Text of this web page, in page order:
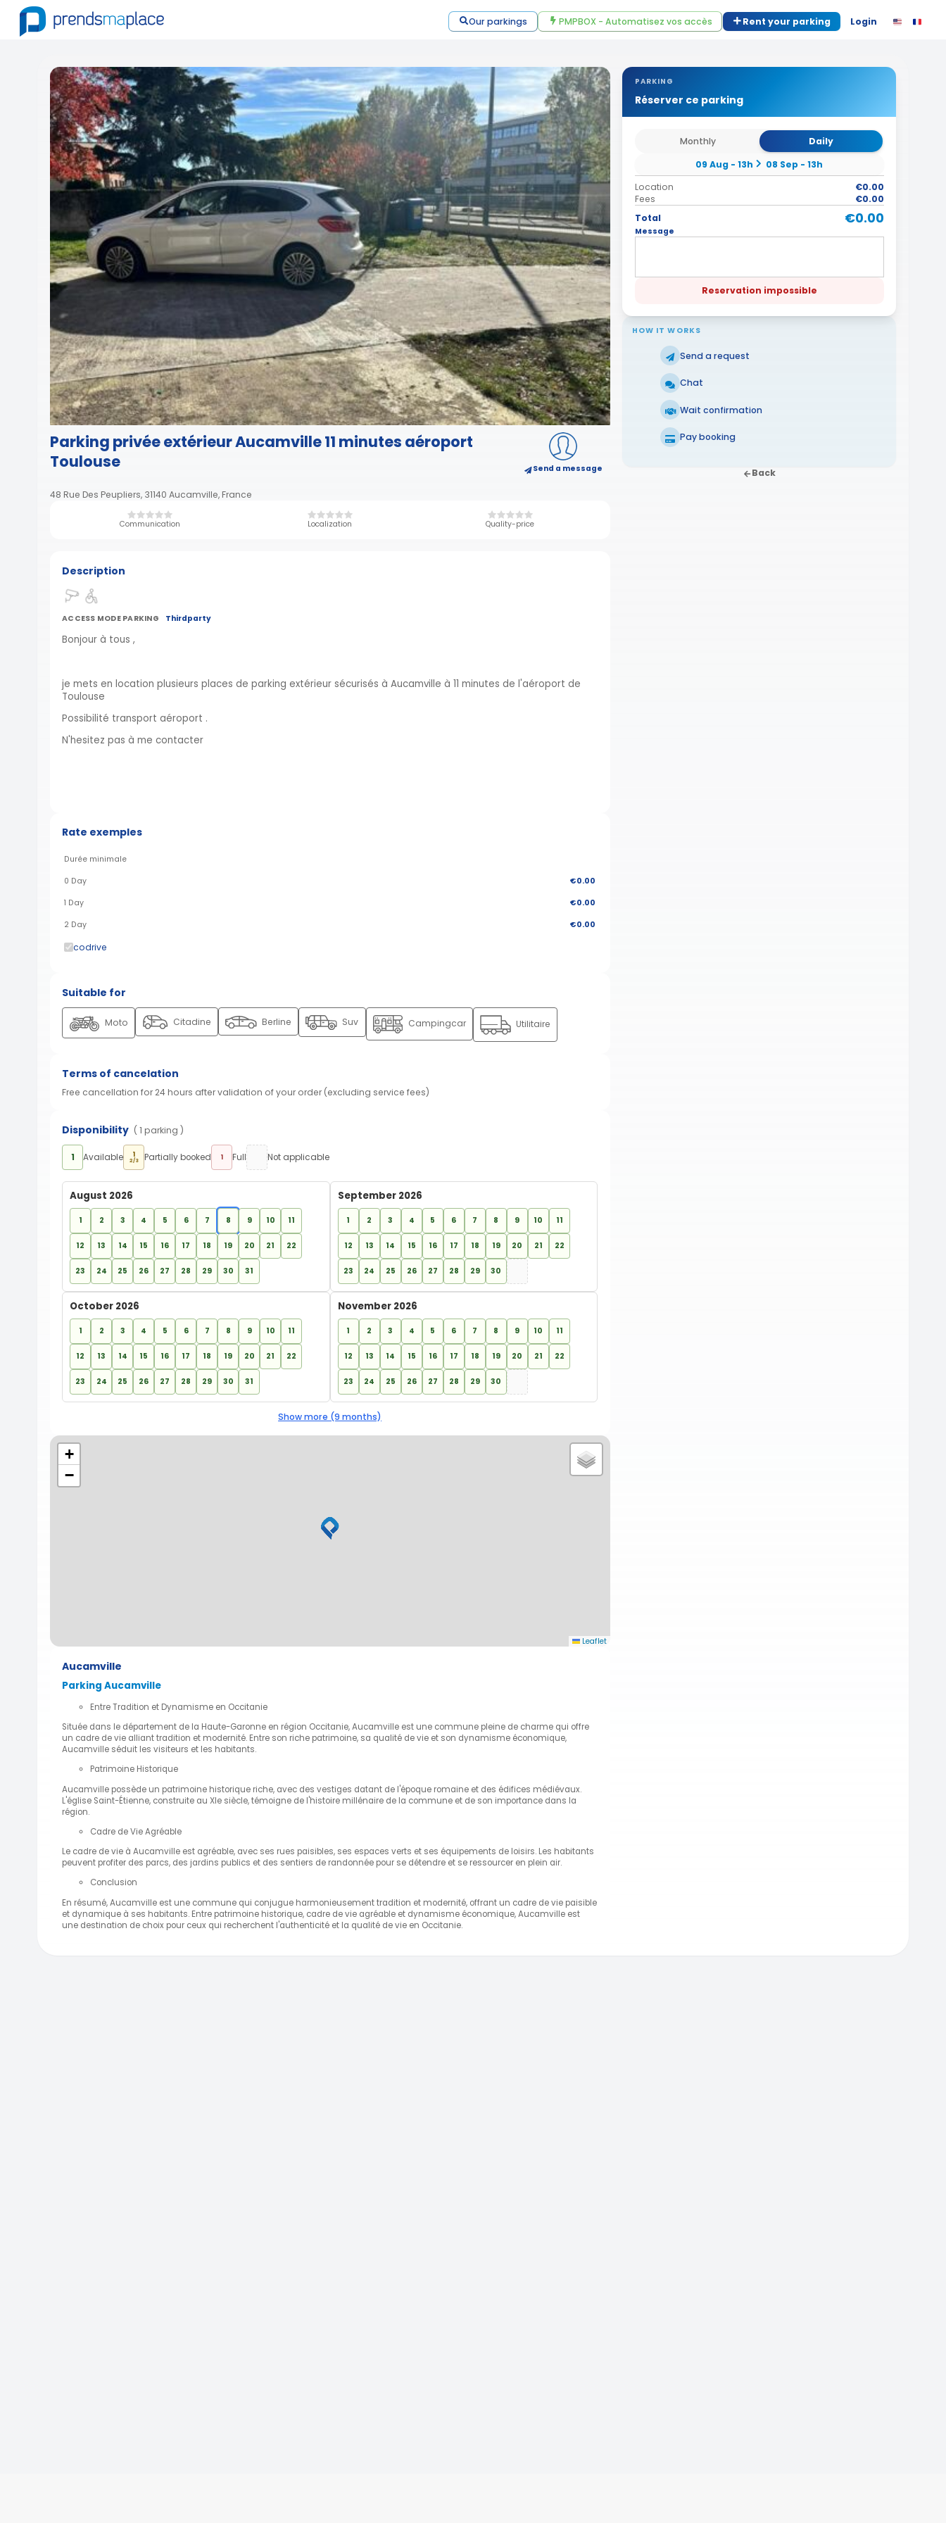
Our parkings PMPBOX - Automatisez vos accès Rent your parking Login
Parking privée extérieur Aucamville 11 minutes aéroport
Toulouse
48 Rue Des Peupliers, 31140 Aucamville, France
Send a message
Communication Localization Quality-price
PARKING
Réserver ce parking
Monthly
Daily
09 Aug - 13h
08 Sep - 13h
Location
€0.00
Fees
€0.00
Total
€0.00
Message
Reservation impossible
HOW IT WORKS
Send a request
Chat
Wait confirmation
Pay booking
Back
Description
ACCESS MODE PARKING Thirdparty
Bonjour à tous ,
je mets en location plusieurs places de parking extérieur sécurisés à Aucamville à 11 minutes de l'aéroport de
Toulouse
Possibilité transport aéroport .
N'hesitez pas à me contacter
Rate exemples
Durée minimale
0 Day €0.00
1 Day €0.00
2 Day €0.00
codrive
Suitable for
Moto Citadine Berline Suv Campingcar Utilitaire
Terms of cancelation
Free cancellation for 24 hours after validation of your order (excluding service fees)
Disponibility ( 1 parking )
1 Available 1
2/3 Partially booked 1 Full Not applicable
August 2026
1 2 3 4 5 6 7 8 9 10 11
12 13 14 15 16 17 18 19 20 21 22
23 24 25 26 27 28 29 30 31
September 2026
1 2 3 4 5 6 7 8 9 10 11
12 13 14 15 16 17 18 19 20 21 22
23 24 25 26 27 28 29 30
October 2026
1 2 3 4 5 6 7 8 9 10 11
12 13 14 15 16 17 18 19 20 21 22
23 24 25 26 27 28 29 30 31
November 2026
1 2 3 4 5 6 7 8 9 10 11
12 13 14 15 16 17 18 19 20 21 22
23 24 25 26 27 28 29 30
Show more (9 months)
+
−
Leaflet
Aucamville
Parking Aucamville
Entre Tradition et Dynamisme en Occitanie
Située dans le département de la Haute-Garonne en région Occitanie, Aucamville est une commune pleine de charme qui offre
un cadre de vie alliant tradition et modernité. Entre son riche patrimoine, sa qualité de vie et son dynamisme économique,
Aucamville séduit les visiteurs et les habitants.
Patrimoine Historique
Aucamville possède un patrimoine historique riche, avec des vestiges datant de l'époque romaine et des édifices médiévaux.
L'église Saint-Étienne, construite au XIe siècle, témoigne de l'histoire millénaire de la commune et de son importance dans la
région.
Cadre de Vie Agréable
Le cadre de vie à Aucamville est agréable, avec ses rues paisibles, ses espaces verts et ses équipements de loisirs. Les habitants
peuvent profiter des parcs, des jardins publics et des sentiers de randonnée pour se détendre et se ressourcer en plein air.
Conclusion
En résumé, Aucamville est une commune qui conjugue harmonieusement tradition et modernité, offrant un cadre de vie paisible
et dynamique à ses habitants. Entre patrimoine historique, cadre de vie agréable et dynamisme économique, Aucamville est
une destination de choix pour ceux qui recherchent l'authenticité et la qualité de vie en Occitanie.